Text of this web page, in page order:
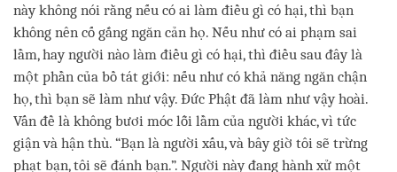
này không nói rằng nếu có ai làm điều gì có hại, thì bạn
không nên cố gắng ngăn cản họ. Nếu như có ai phạm sai
lầm, hay người nào làm điều gì có hại, thì điều sau đây là
một phần của bồ tát giới: nếu như có khả năng ngăn chận
họ, thì bạn sẽ làm như vậy. Đức Phật đã làm như vậy hoài.
Vấn đề là không bươi móc lỗi lầm của người khác, vì tức
giận và hận thù. “Bạn là người xấu, và bây giờ tôi sẽ trừng
phạt bạn, tôi sẽ đánh bạn.”. Người này đang hành xử một